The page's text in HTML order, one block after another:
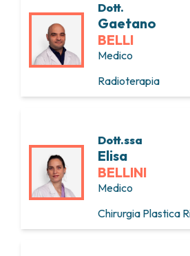
Dott.
Gaetano
BELLI
Medico
Radioterapia
Dott.ssa
Elisa
BELLINI
Medico
Chirurgia Plastica